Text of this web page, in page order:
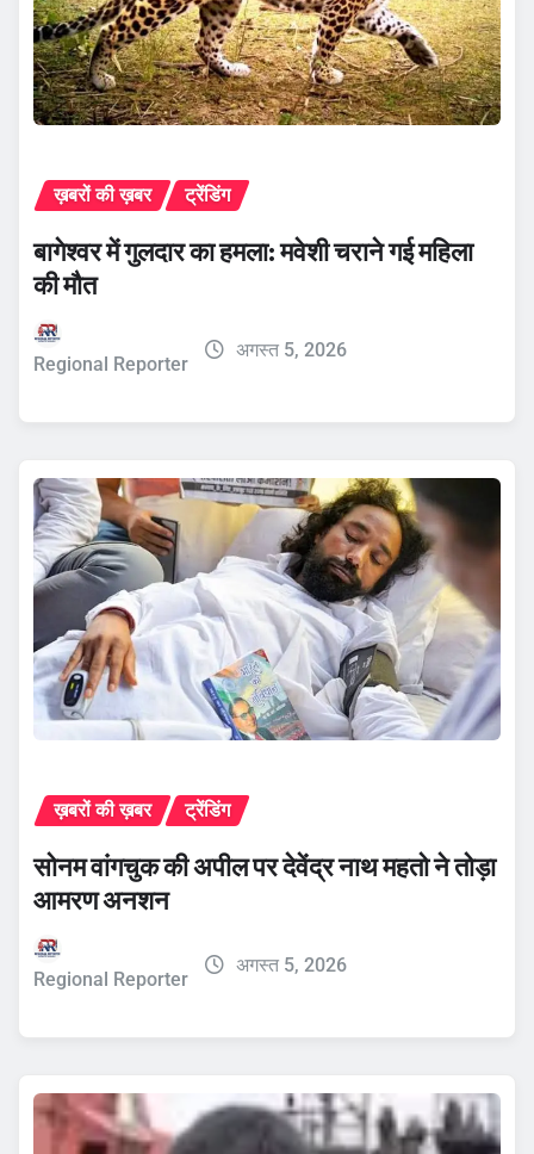
ख़बरों की ख़बर ट्रेंडिंग
बागेश्वर में गुलदार का हमला: मवेशी चराने गई महिला
की मौत
Regional Reporter
अगस्त 5, 2026
ख़बरों की ख़बर ट्रेंडिंग
सोनम वांगचुक की अपील पर देवेंद्र नाथ महतो ने तोड़ा
आमरण अनशन
Regional Reporter
अगस्त 5, 2026